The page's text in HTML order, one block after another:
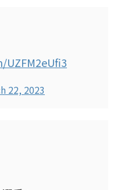
22, 2023